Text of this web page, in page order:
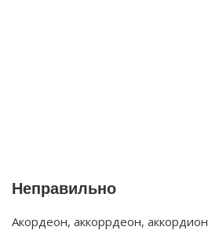
Неправильно
Акордеон, аккоррдеон, аккордион